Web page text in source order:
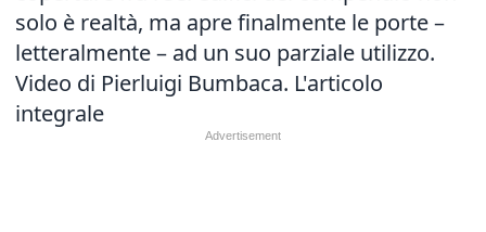
solo è realtà, ma apre finalmente le porte –
letteralmente – ad un suo parziale utilizzo.
Video di Pierluigi Bumbaca. L'articolo
integrale